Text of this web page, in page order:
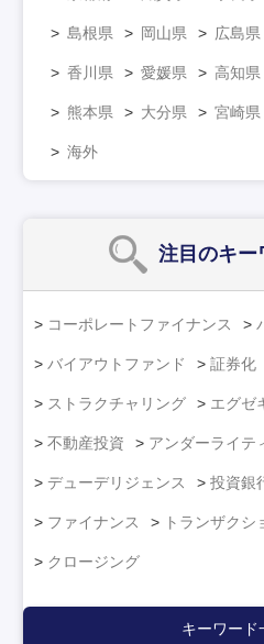
島根県 岡山県 広島県
香川県 愛媛県 高知県
熊本県 大分県 宮崎県
海外
注目のキー
コーポレートファイナンス
バイアウトファンド 証券化
ストラクチャリング エグゼ
不動産投資 アンダーライテ
デューデリジェンス 投資銀
ファイナンス トランザクシ
クロージング
キーワード